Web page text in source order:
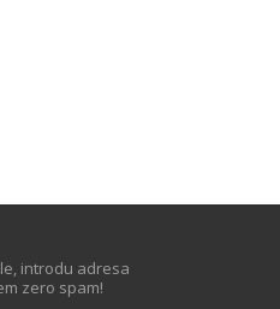
introdu adresa
zero spam!